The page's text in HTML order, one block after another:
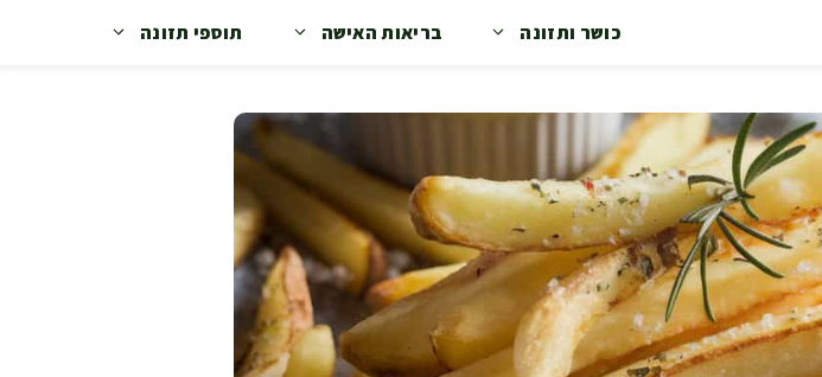
כושר ותזונה בריאות האישה תוספי תזונה